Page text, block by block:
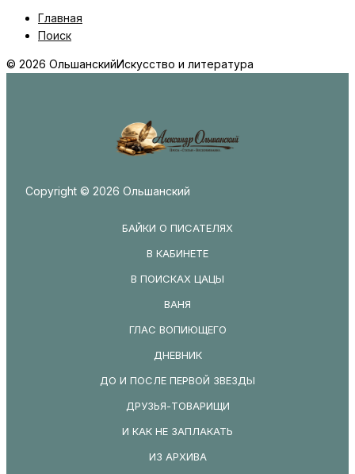
Главная
Поиск
© 2026 ОльшанскийИскусство и литература
Copyright © 2026 Ольшанский
БАЙКИ О ПИСАТЕЛЯХ
В КАБИНЕТЕ
В ПОИСКАХ ЦАЦЫ
ВАНЯ
ГЛАС ВОПИЮЩЕГО
ДНЕВНИК
ДО И ПОСЛЕ ПЕРВОЙ ЗВЕЗДЫ
ДРУЗЬЯ-ТОВАРИЩИ
И КАК НЕ ЗАПЛАКАТЬ
ИЗ АРХИВА